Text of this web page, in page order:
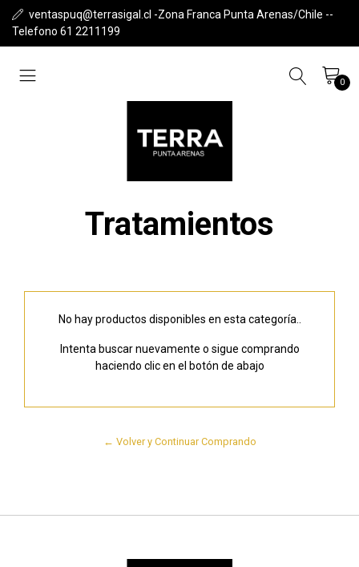
ventaspuq@terrasigal.cl -Zona Franca Punta Arenas/Chile --
Telefono 61 2211199
0
Tratamientos
No hay productos disponibles en esta categoría..
Intenta buscar nuevamente o sigue comprando
haciendo clic en el botón de abajo
← Volver y Continuar Comprando